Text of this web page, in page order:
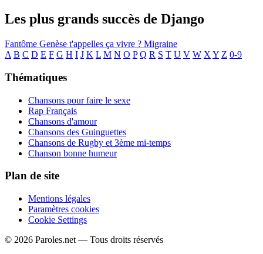
Les plus grands succès de Django
Fantôme Genèse t'appelles ça vivre ? Migraine
A B C D E F G H I J K L M N O P Q R S T U V W X Y Z 0-9
Thématiques
Chansons pour faire le sexe
Rap Français
Chansons d'amour
Chansons des Guinguettes
Chansons de Rugby et 3ème mi-temps
Chanson bonne humeur
Plan de site
Mentions légales
Paramètres cookies
Cookie Settings
© 2026 Paroles.net — Tous droits réservés